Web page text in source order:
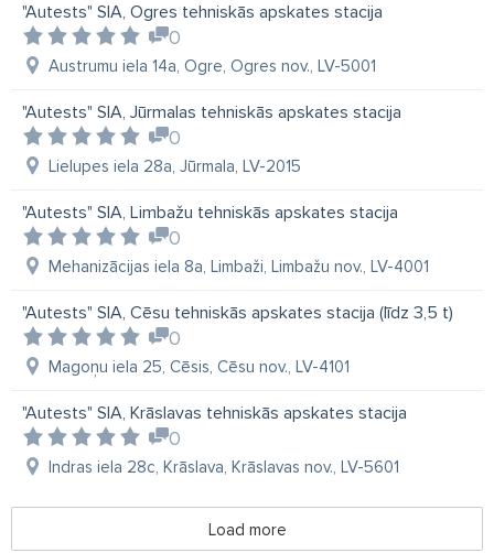
"Autests" SIA, Ogres tehniskās apskates stacija
0
Austrumu iela 14a, Ogre, Ogres nov., LV-5001
"Autests" SIA, Jūrmalas tehniskās apskates stacija
0
Lielupes iela 28a, Jūrmala, LV-2015
"Autests" SIA, Limbažu tehniskās apskates stacija
0
Mehanizācijas iela 8a, Limbaži, Limbažu nov., LV-4001
"Autests" SIA, Cēsu tehniskās apskates stacija (līdz 3,5 t)
0
Magoņu iela 25, Cēsis, Cēsu nov., LV-4101
"Autests" SIA, Krāslavas tehniskās apskates stacija
0
Indras iela 28c, Krāslava, Krāslavas nov., LV-5601
Load more